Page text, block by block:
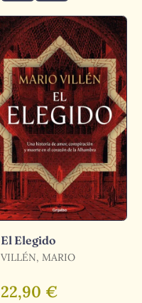
El Elegido
VILLÉN, MARIO
22,90 €